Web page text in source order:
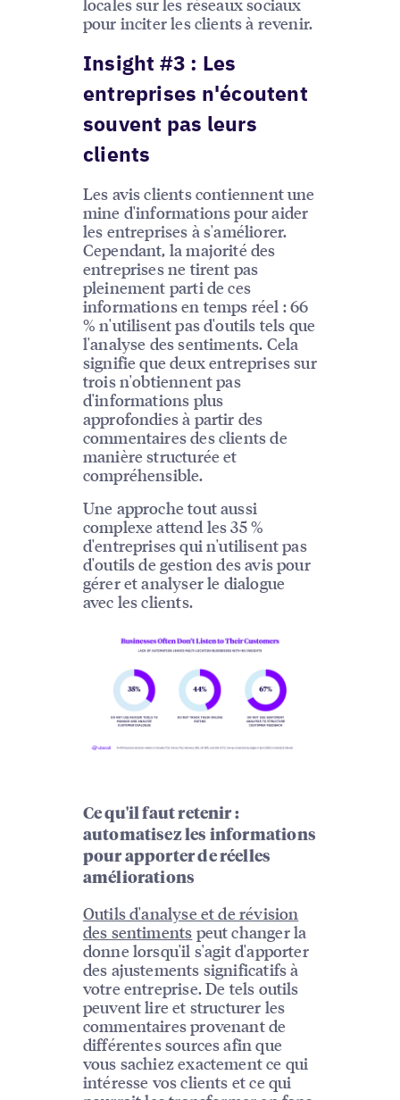
pour inciter les clients à revenir.
Insight #3 : Les
entreprises n'écoutent
souvent pas leurs
clients
Les avis clients contiennent une
mine d'informations pour aider
les entreprises à s'améliorer.
Cependant, la majorité des
entreprises ne tirent pas
pleinement parti de ces
informations en temps réel : 66
% n'utilisent pas d'outils tels que
l'analyse des sentiments. Cela
signifie que deux entreprises sur
trois n'obtiennent pas
d'informations plus
approfondies à partir des
commentaires des clients de
manière structurée et
compréhensible.
Une approche tout aussi
complexe attend les 35 %
d'entreprises qui n'utilisent pas
d'outils de gestion des avis pour
gérer et analyser le dialogue
avec les clients.
Ce qu'il faut retenir :
automatisez les informations
pour apporter de réelles
améliorations
Outils d'analyse et de révision
des sentiments peut changer la
donne lorsqu'il s'agit d'apporter
des ajustements significatifs à
votre entreprise. De tels outils
peuvent lire et structurer les
commentaires provenant de
différentes sources afin que
vous sachiez exactement ce qui
intéresse vos clients et ce qui